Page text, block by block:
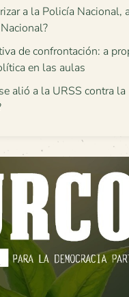
a la Policía Nacional,
de confrontación: a
en las aulas
alió a la URSS contra la